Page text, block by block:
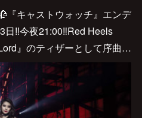
『キャストウォッチ』エンデ
日‼️今夜21:00‼️Red Heels
』のティザーとして序曲…